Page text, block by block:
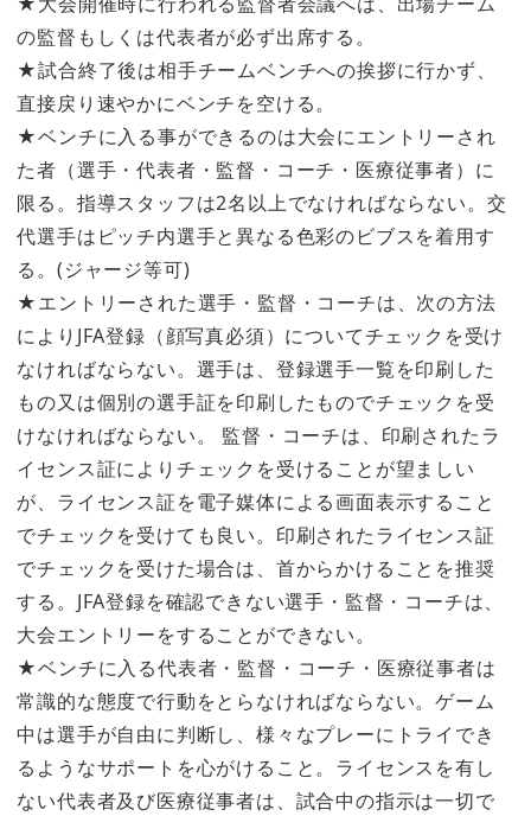
の監督もしくは代表者が必ず出席する。
★試合終了後は相手チームベンチへの挨拶に行かず、
直接戻り速やかにベンチを空ける。
★ベンチに入る事ができるのは大会にエントリーされ
た者（選手・代表者・監督・コーチ・医療従事者）に
限る。指導スタッフは2名以上でなければならない。交
代選手はピッチ内選手と異なる色彩のビブスを着用す
る。(ジャージ等可)
★エントリーされた選手・監督・コーチは、次の方法
によりJFA登録（顔写真必須）についてチェックを受け
なければならない。選手は、登録選手一覧を印刷した
もの又は個別の選手証を印刷したものでチェックを受
けなければならない。 監督・コーチは、印刷されたラ
イセンス証によりチェックを受けることが望ましい
が、ライセンス証を電子媒体による画面表示すること
でチェックを受けても良い。印刷されたライセンス証
でチェックを受けた場合は、首からかけることを推奨
する。JFA登録を確認できない選手・監督・コーチは、
大会エントリーをすることができない。
★ベンチに入る代表者・監督・コーチ・医療従事者は
常識的な態度で行動をとらなければならない。ゲーム
中は選手が自由に判断し、様々なプレーにトライでき
るようなサポートを心がけること。ライセンスを有し
ない代表者及び医療従事者は、試合中の指示は一切で